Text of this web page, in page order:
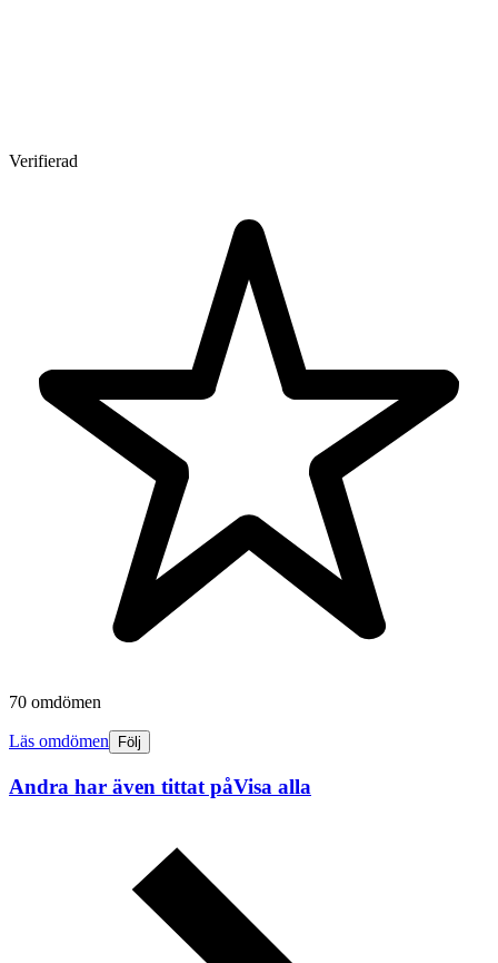
Verifierad
70 omdömen
Läs omdömen Följ
Andra har även tittat påVisa alla